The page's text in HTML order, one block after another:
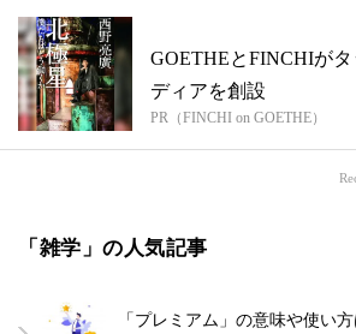
GOETHEとFINCHIが
ディアを創設
PR（FINCHI on GOETHE）
「雑学」の人気記事
「プレミアム」の意味や使い